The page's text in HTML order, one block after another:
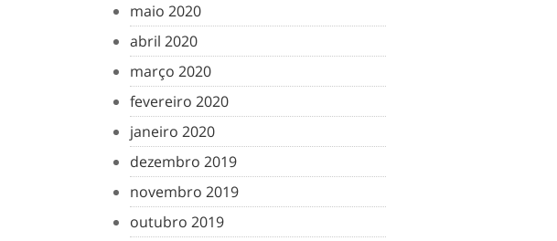
maio 2020
abril 2020
março 2020
fevereiro 2020
janeiro 2020
dezembro 2019
novembro 2019
outubro 2019